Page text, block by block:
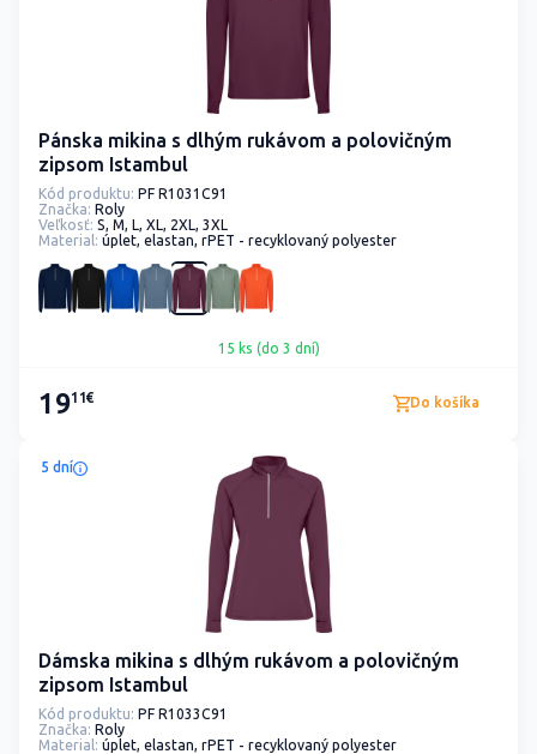
Pánska mikina s dlhým rukávom a polovičným
zipsom Istambul
Kód produktu: PF R1031C91
Značka: Roly
Veľkosť: S, M, L, XL, 2XL, 3XL
Material: úplet, elastan, rPET - recyklovaný polyester
15 ks (do 3 dní)
1911€ Do košíka
5 dní
Dámska mikina s dlhým rukávom a polovičným
zipsom Istambul
Kód produktu: PF R1033C91
Značka: Roly
Material: úplet, elastan, rPET - recyklovaný polyester